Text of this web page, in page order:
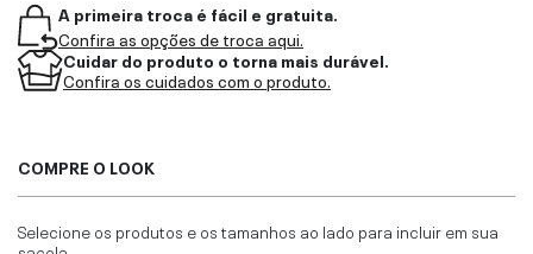
A primeira troca é fácil e gratuita.
Confira as opções de troca aqui.
Cuidar do produto o torna mais durável.
Confira os cuidados com o produto.
COMPRE O LOOK
Selecione os produtos e os tamanhos ao lado para incluir em sua